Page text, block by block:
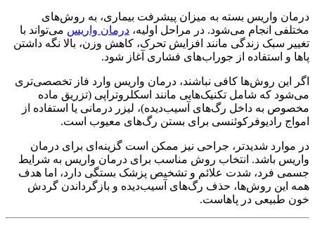
درمان واریس بسته به میزان پیشرفت بیماری، به روش‌های
مختلفی انجام می‌شود. در مراحل اولیه، درمان واریس می‌تواند با
تغییر سبک زندگی مانند افزایش تحرک، کاهش وزن، بالا نگه داشتن
پاها و استفاده از جوراب‌های فشاری آغاز شود.
اگر این روش‌ها کافی نباشند، درمان واریس وارد فاز تخصصی‌تری
می‌شود که شامل تکنیک‌هایی مانند اسکلروتراپی (تزریق ماده‌
مخصوص به داخل رگ‌های آسیب‌دیده)، لیزر درمانی یا استفاده از
امواج رادیوفرکوئنسی برای بستن رگ‌های معیوب است.
در موارد شدیدتر، جراحی نیز ممکن است گزینه‌ای برای درمان
واریس باشد. انتخاب روش مناسب برای درمان واریس به شرایط
جسمی فرد، شدت علائم و تشخیص پزشک بستگی دارد، اما هدف
همه این روش‌ها، حذف رگ‌های آسیب‌دیده و بازگرداندن گردش
خون طبیعی در پاهاست.